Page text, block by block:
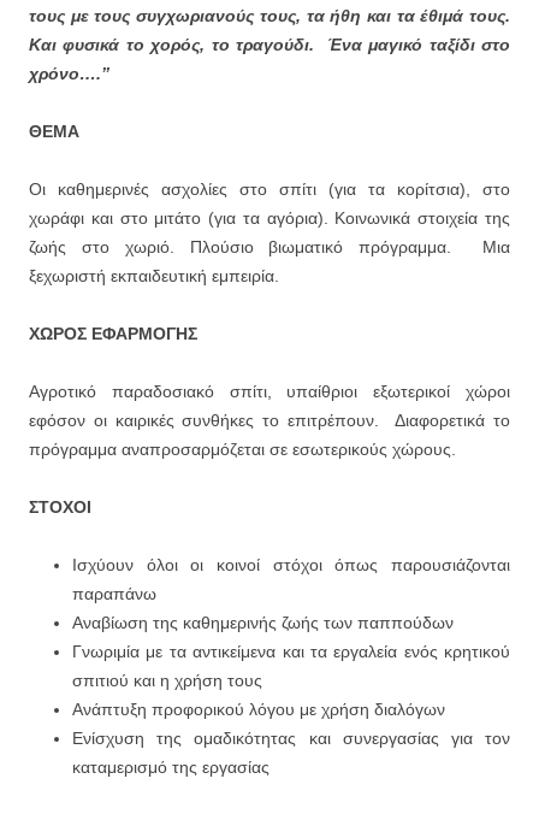
τους με τους συγχωριανούς τους, τα ήθη και τα έθιμά τους.
Και φυσικά το χορός, το τραγούδι. Ένα μαγικό ταξίδι στο
χρόνο….’’
ΘΕΜΑ
Οι καθημερινές ασχολίες στο σπίτι (για τα κορίτσια), στο
χωράφι και στο μιτάτο (για τα αγόρια). Κοινωνικά στοιχεία της
ζωής στο χωριό. Πλούσιο βιωματικό πρόγραμμα. Μια
ξεχωριστή εκπαιδευτική εμπειρία.
ΧΩΡΟΣ ΕΦΑΡΜΟΓΗΣ
Αγροτικό παραδοσιακό σπίτι, υπαίθριοι εξωτερικοί χώροι
εφόσον οι καιρικές συνθήκες το επιτρέπουν.
Διαφορετικά το
πρόγραμμα αναπροσαρμόζεται σε εσωτερικούς χώρους.
ΣΤΟΧΟΙ
Ισχύουν όλοι οι κοινοί στόχοι όπως παρουσιάζονται
παραπάνω
Αναβίωση της καθημερινής ζωής των παππούδων
Γνωριμία με τα αντικείμενα και τα εργαλεία ενός κρητικού
σπιτιού και η χρήση τους
Ανάπτυξη προφορικού λόγου με χρήση διαλόγων
Ενίσχυση της ομαδικότητας και συνεργασίας για τον
καταμερισμό της εργασίας